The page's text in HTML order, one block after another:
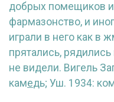
добрых помещиков
фармазонство, и
играли в него как в
прятались,
не видели. Вигель
камедь; Уш. 1934: